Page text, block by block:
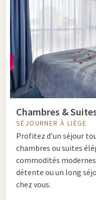
Chambres &
SÉJOURNER À LIÈGE
Profitez d’un séjour
chambres ou suites
commodités
détente ou un long
chez vous.